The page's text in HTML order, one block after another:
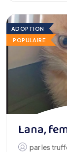
ADOPTION
POPULAIRE
Lana,
parles